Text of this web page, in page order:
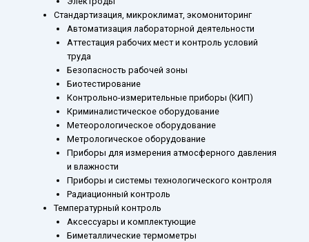
Стандартизация, микроклимат, экомониторинг
Автоматизация лабораторной деятельности
Аттестация рабочих мест и контроль условий
труда
Безопасность рабочей зоны
Биотестирование
Контрольно-измерительные приборы (КИП)
Криминалистическое оборудование
Метеорологическое оборудование
Метрологическое оборудование
Приборы для измерения атмосферного давления
и влажности
Приборы и системы технологического контроля
Радиационный контроль
Температурный контроль
Аксессуары и комплектующие
Биметаллические термометры